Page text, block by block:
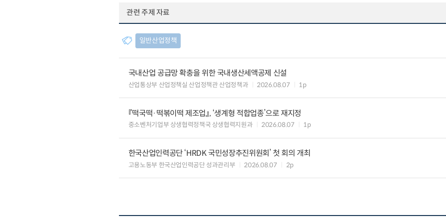
관련 주제 자료
일반산업정책
국내산업 공급망 확충을 위한 국내생산세액공제 신설
산업통상부 산업정책실 산업정책관 산업정책과 2026.08.07 1p
『떡국떡·떡볶이떡 제조업』, ‘생계형 적합업종’으로 재지정
중소벤처기업부 상생협력정책국 상생협력지원과 2026.08.07 1p
한국산업인력공단 ‘HRDK 국민성장추진위원회’ 첫 회의 개최
고용노동부 한국산업인력공단 성과관리부 2026.08.07 2p